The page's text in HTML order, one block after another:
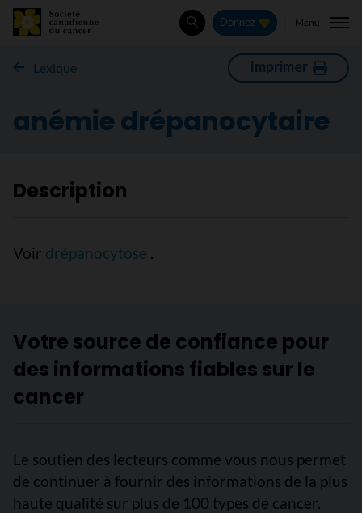
Rechercher
Donnez Menu
Lexique Imprimer
anémie drépanocytaire
Description
Voir drépanocytose .
Votre source de confiance pour
des informations fiables sur le
cancer
Le soutien des lecteurs comme vous nous permet
de continuer à fournir des informations de la plus
haute qualité sur plus de 100 types de cancer.